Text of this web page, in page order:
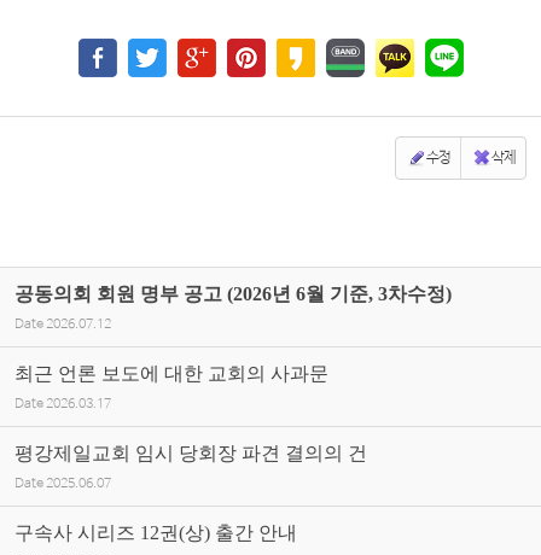
수정 삭제
공동의회 회원 명부 공고 (2026년 6월 기준, 3차수정)
Date 2026.07.12
최근 언론 보도에 대한 교회의 사과문
Date 2026.03.17
평강제일교회 임시 당회장 파견 결의의 건
Date 2025.06.07
구속사 시리즈 12권(상) 출간 안내